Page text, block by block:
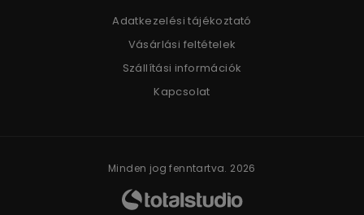
Adatkezelési tájékoztató
Vásárlási feltételek
Szállítási információk
Kapcsolat
Minden jog fenntartva. 2026